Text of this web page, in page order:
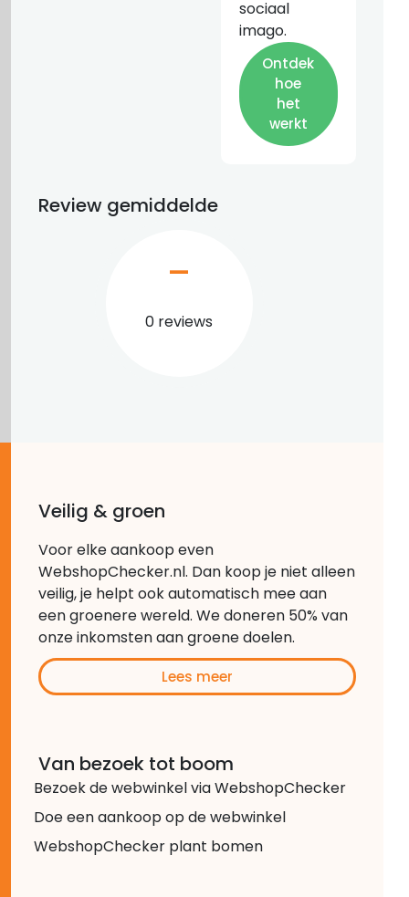
sociaal
imago.
Ontdek
hoe
het
werkt
Review gemiddelde
0 reviews
–
Veilig & groen
Voor elke aankoop even
WebshopChecker.nl. Dan koop je niet alleen
veilig, je helpt ook automatisch mee aan
een groenere wereld. We doneren 50% van
onze inkomsten aan groene doelen.
Lees meer
Van bezoek tot boom
Bezoek de webwinkel via WebshopChecker
Doe een aankoop op de webwinkel
WebshopChecker plant bomen